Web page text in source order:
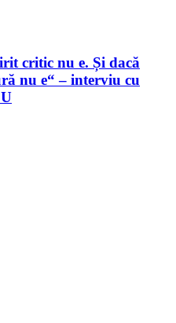
critic nu e. Și dacă
nu e“ – interviu cu